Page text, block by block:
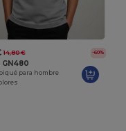
14,80 € -60%
GN480
piqué para hombre